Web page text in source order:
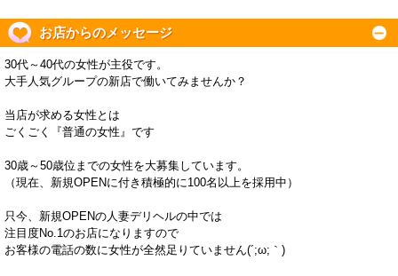
お店からのメッセージ
30代～40代の女性が主役です。
大手人気グループの新店で働いてみませんか？
当店が求める女性とは
ごくごく『普通の女性』です
30歳～50歳位までの女性を大募集しています。
（現在、新規OPENに付き積極的に100名以上を採用中）
只今、新規OPENの人妻デリヘルの中では
注目度No.1のお店になりますので
お客様の電話の数に女性が全然足りていません(´;ω;｀)